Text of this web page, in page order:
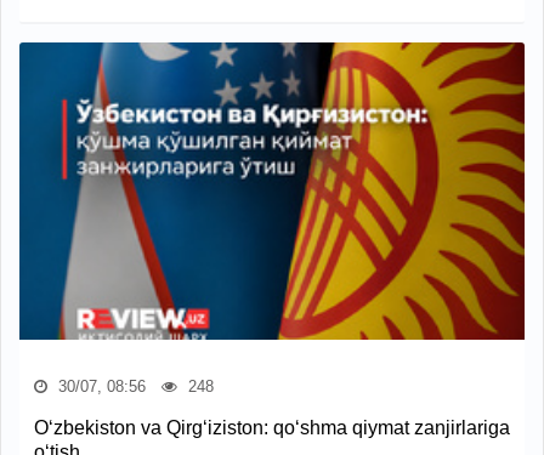
30/07, 08:56 248
O‘zbekiston va Qirg‘iziston: qo‘shma qiymat zanjirlariga